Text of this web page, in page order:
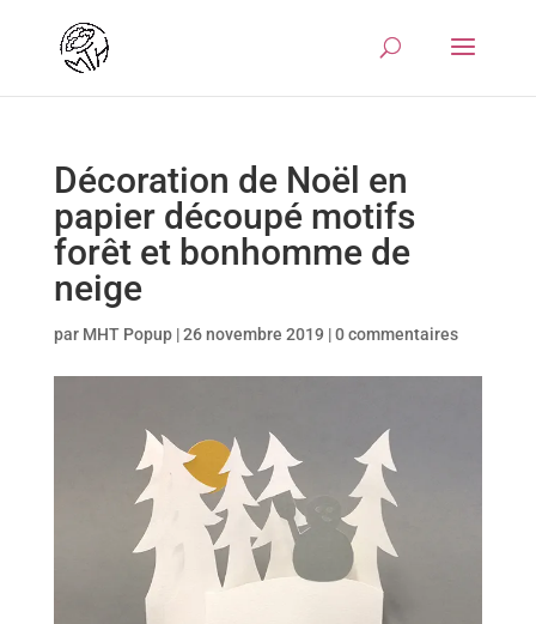
Décoration de Noël en
papier découpé motifs
forêt et bonhomme de
neige
par MHT Popup|26 novembre 2019 |0 commentaires